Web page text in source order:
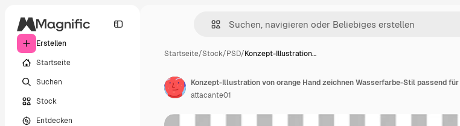
Erstellen
Startseite
Suchen
Stock
Entdecken
Startseite/Stock/PSD/Konzept-Illustration…
attacante01